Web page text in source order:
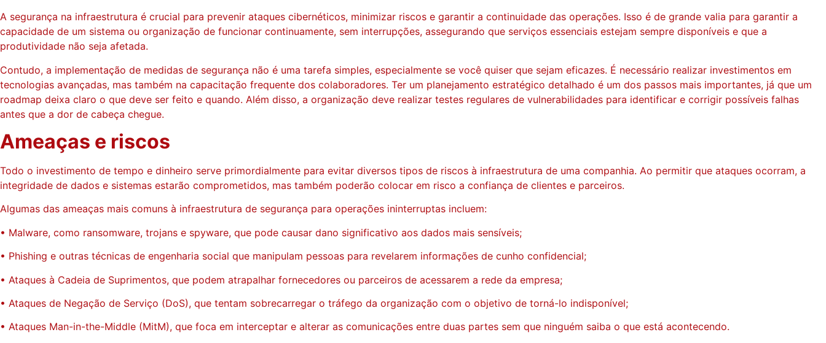
A segurança na infraestrutura é crucial para prevenir ataques cibernéticos, minimizar riscos e garantir a continuidade das operações. Isso é de grande valia para garantir a
capacidade de um sistema ou organização de funcionar continuamente, sem interrupções, assegurando que serviços essenciais estejam sempre disponíveis e que a
produtividade não seja afetada.
Contudo, a implementação de medidas de segurança não é uma tarefa simples, especialmente se você quiser que sejam eficazes. É necessário realizar investimentos em
tecnologias avançadas, mas também na capacitação frequente dos colaboradores. Ter um planejamento estratégico detalhado é um dos passos mais importantes, já que um
roadmap deixa claro o que deve ser feito e quando. Além disso, a organização deve realizar testes regulares de vulnerabilidades para identificar e corrigir possíveis falhas
antes que a dor de cabeça chegue.
Ameaças e riscos
Todo o investimento de tempo e dinheiro serve primordialmente para evitar diversos tipos de riscos à infraestrutura de uma companhia. Ao permitir que ataques ocorram, a
integridade de dados e sistemas estarão comprometidos, mas também poderão colocar em risco a confiança de clientes e parceiros.
Algumas das ameaças mais comuns à infraestrutura de segurança para operações ininterruptas incluem:
• Malware, como ransomware, trojans e spyware, que pode causar dano significativo aos dados mais sensíveis;
• Phishing e outras técnicas de engenharia social que manipulam pessoas para revelarem informações de cunho confidencial;
• Ataques à Cadeia de Suprimentos, que podem atrapalhar fornecedores ou parceiros de acessarem a rede da empresa;
• Ataques de Negação de Serviço (DoS), que tentam sobrecarregar o tráfego da organização com o objetivo de torná-lo indisponível;
• Ataques Man-in-the-Middle (MitM), que foca em interceptar e alterar as comunicações entre duas partes sem que ninguém saiba o que está acontecendo.